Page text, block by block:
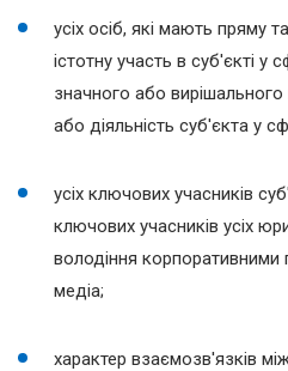
усіх осіб, які мають пряму
істотну участь в суб'єкті у
значного або
або діяльність суб'єкта у
усіх ключових учасників
ключових учасників усіх
володіння корпоративними
медіа;
характер взаємозв'язків